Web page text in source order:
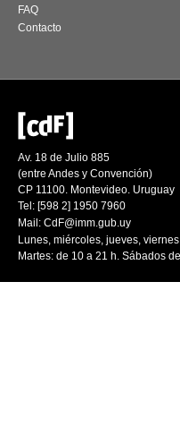
FAQ
Contacto
Av. 18 de Julio 885
(entre Andes y Convención)
CP 11100. Montevideo. Uruguay
Tel: [598 2] 1950 7960
Mail: CdF@imm.gub.uy
Lunes, miércoles, jueves,
Martes: de 10 a 21 h. Sábados